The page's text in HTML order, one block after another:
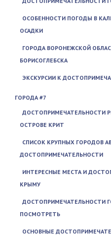
ОСОБЕННОСТИ ПОГОДЫ В
ОСАДКИ
ГОРОДА ВОРОНЕЖСКОЙ
БОРИСОГЛЕБСКА
ЭКСКУРСИИ К
ГОРОДА #7
ДОСТОПРИМЕЧАТЕЛЬНОСТИ
ОСТРОВЕ КРИТ
СПИСОК КРУПНЫХ ГОРОДОВ
ДОСТОПРИМЕЧАТЕЛЬНОСТИ
ИНТЕРЕСНЫЕ МЕСТА И
КРЫМУ
ДОСТОПРИМЕЧАТЕЛЬНОСТИ
ПОСМОТРЕТЬ
ОСНОВНЫЕ